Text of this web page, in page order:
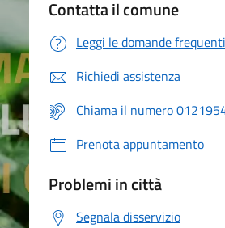
Contatta il comune
Leggi le domande frequenti
Richiedi assistenza
Chiama il numero
Prenota appuntamento
Problemi in città
Segnala disservizio